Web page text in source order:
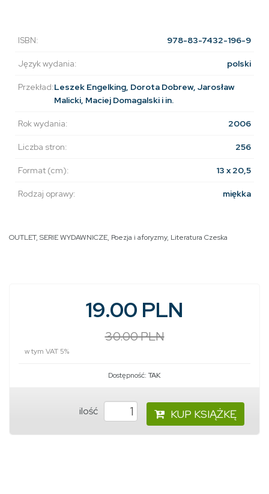
ISBN: 978-83-7432-196-9
Język wydania: polski
Przekład:Leszek Engelking, Dorota Dobrew, Jarosław
Malicki, Maciej Domagalski i in.
Rok wydania: 2006
Liczba stron: 256
Format (cm): 13 x 20,5
Rodzaj oprawy: miękka
OUTLET, SERIE WYDAWNICZE, Poezja i aforyzmy, Literatura Czeska
19.00 PLN
30.00 PLN
w tym VAT 5%
Dostępność: TAK
ilość KUP KSIĄŻKĘ